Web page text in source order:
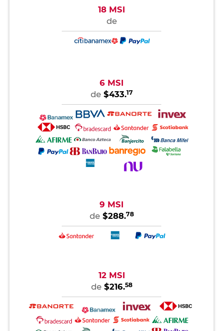
18 MSI
de
6 MSI
de $433.17
9 MSI
de $288.78
12 MSI
de $216.58